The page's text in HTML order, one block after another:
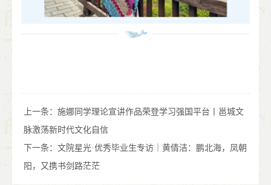
上一条： 施娜同学理论宣讲作品荣登学习强国平台丨邕城文
脉激荡新时代文化自信
下一条： 文院星光·优秀毕业生专访｜黄倩洁：鹏北海，凤朝
阳，又携书剑路茫茫